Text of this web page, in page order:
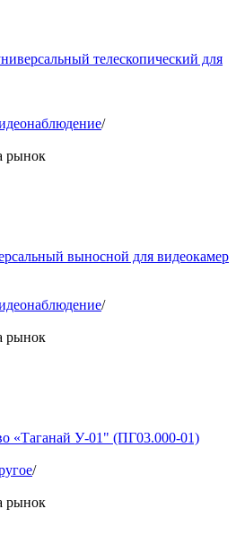
телескопический для
/
рынок
выносной для видеокамер
/
рынок
«Таганай У-01" (ПГ03.000-01)
/
рынок